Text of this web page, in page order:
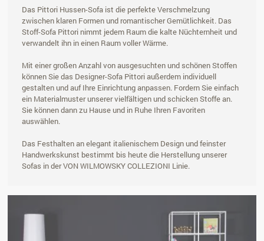
Das Pittori Hussen-Sofa ist die perfekte Verschmelzung
zwischen klaren Formen und romantischer Gemütlichkeit. Das
Stoff-Sofa Pittori nimmt jedem Raum die kalte Nüchternheit und
verwandelt ihn in einen Raum voller Wärme.
Mit einer großen Anzahl von ausgesuchten und schönen Stoffen
können Sie das Designer-Sofa Pittori außerdem individuell
gestalten und auf Ihre Einrichtung anpassen. Fordern Sie einfach
ein Materialmuster unserer vielfältigen und schicken Stoffe an.
Sie können dann zu Hause und in Ruhe Ihren Favoriten
auswählen.
Das Festhalten an elegant italienischem Design und feinster
Handwerkskunst bestimmt bis heute die Herstellung unserer
Sofas in der VON WILMOWSKY COLLEZIONI Linie.